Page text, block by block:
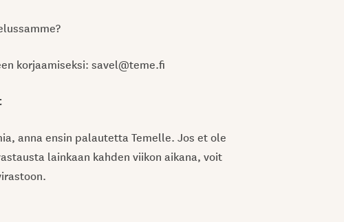
korjaamiseksi: savel@teme.fi
anna ensin palautetta Temelle. Jos et ole
lainkaan kahden viikon aikana, voit